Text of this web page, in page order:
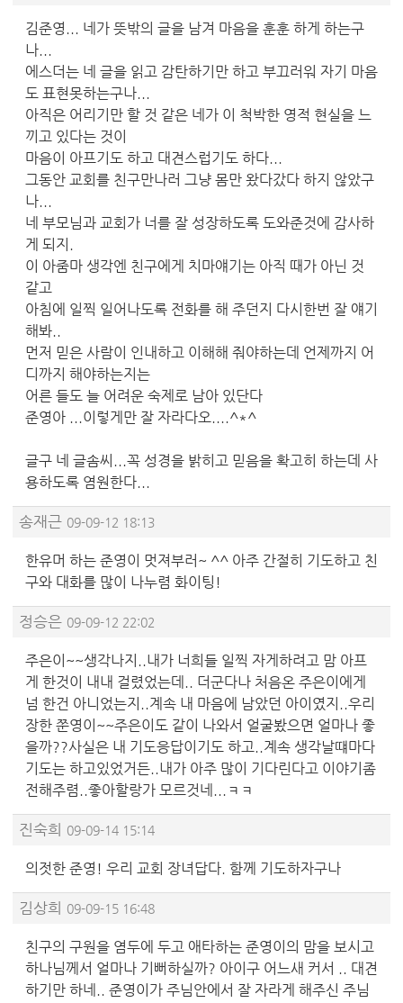
김준영... 네가 뜻밖의 글을 남겨 마음을 훈훈 하게 하는구
나...
에스더는 네 글을 읽고 감탄하기만 하고 부끄러워 자기 마음
도 표현못하는구나...
아직은 어리기만 할 것 같은 네가 이 척박한 영적 현실을 느
끼고 있다는 것이
마음이 아프기도 하고 대견스럽기도 하다...
그동안 교회를 친구만나러 그냥 몸만 왔다갔다 하지 않았구
나...
네 부모님과 교회가 너를 잘 성장하도록 도와준것에 감사하
게 되지.
이 아줌마 생각엔 친구에게 치마얘기는 아직 때가 아닌 것
같고
아침에 일찍 일어나도록 전화를 해 주던지 다시한번 잘 얘기
해봐..
먼저 믿은 사람이 인내하고 이해해 줘야하는데 언제까지 어
디까지 해야하는지는
어른 들도 늘 어려운 숙제로 남아 있단다
준영아 ...이렇게만 잘 자라다오....^*^
글구 네 글솜씨...꼭 성경을 밝히고 믿음을 확고히 하는데 사
용하도록 염원한다...
송재근 09-09-12 18:13
한유머 하는 준영이 멋져부러~ ^^ 아주 간절히 기도하고 친
구와 대화를 많이 나누렴 화이팅!
정승은 09-09-12 22:02
주은이~~생각나지..내가 너희들 일찍 자게하려고 맘 아프
게 한것이 내내 걸렸었는데.. 더군다나 처음온 주은이에게
넘 한건 아니었는지..계속 내 마음에 남았던 아이였지..우리
장한 쭌영이~~주은이도 같이 나와서 얼굴봤으면 얼마나 좋
을까??사실은 내 기도응답이기도 하고..계속 생각날떄마다
기도는 하고있었거든..내가 아주 많이 기다린다고 이야기좀
전해주렴..좋아할랑가 모르것네...ㅋㅋ
진숙희 09-09-14 15:14
의젓한 준영! 우리 교회 장녀답다. 함께 기도하자구나
김상희 09-09-15 16:48
친구의 구원을 염두에 두고 애타하는 준영이의 맘을 보시고
하나님께서 얼마나 기뻐하실까? 아이구 어느새 커서 .. 대견
하기만 하네.. 준영이가 주님안에서 잘 자라게 해주신 주님